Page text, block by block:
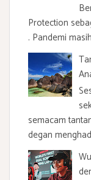
Protection
. Pandemi
semacam
degan